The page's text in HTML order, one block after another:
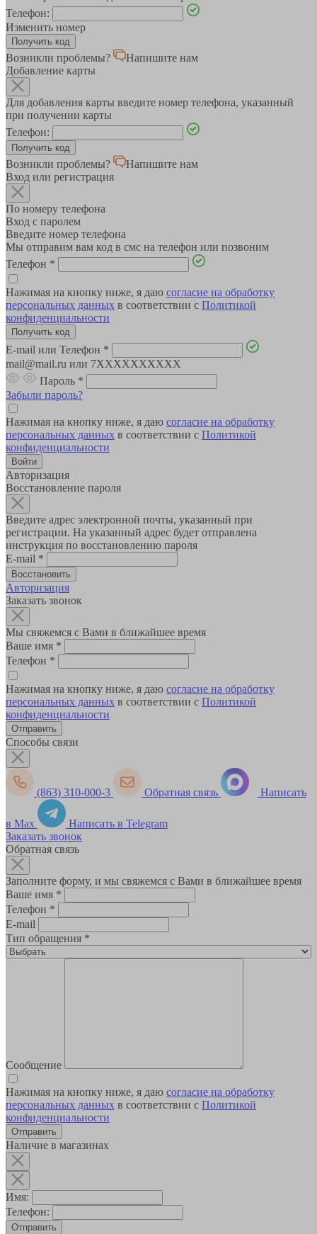
Телефон:
Изменить номер
Возникли проблемы?
Напишите нам
Добавление карты
Для добавления карты введите номер телефона, указанный
при получении карты
Телефон:
Возникли проблемы?
Напишите нам
Вход или регистрация
По номеру телефона
Вход с паролем
Введите номер телефона
Мы отправим вам код в смс на телефон или позвоним
Телефон *
Нажимая на кнопку ниже, я даю согласие на обработку
персональных данных в соответствии с Политикой
конфиденциальности
E-mail или Телефон *
mail@mail.ru или 7XXXXXXXXXX
Пароль *
Забыли пароль?
Нажимая на кнопку ниже, я даю согласие на обработку
персональных данных в соответствии с Политикой
конфиденциальности
Авторизация
Восстановление пароля
Введите адрес электронной почты, указанный при
регистрации. На указанный адрес будет отправлена
инструкция по восстановлению пароля
E-mail *
Авторизация
Заказать звонок
Мы свяжемся с Вами в ближайшее время
Ваше имя *
Телефон *
Нажимая на кнопку ниже, я даю согласие на обработку
персональных данных в соответствии с Политикой
конфиденциальности
Способы связи
(863) 310-000-3 Обратная связь Написать
в Max
Написать в Telegram
Заказать звонок
Обратная связь
Заполните форму, и мы свяжемся с Вами в ближайшее время
Ваше имя *
Телефон *
E-mail
Тип обращения *
Сообщение
Нажимая на кнопку ниже, я даю согласие на обработку
персональных данных в соответствии с Политикой
конфиденциальности
Наличие в магазинах
Имя:
Телефон:
Отправить